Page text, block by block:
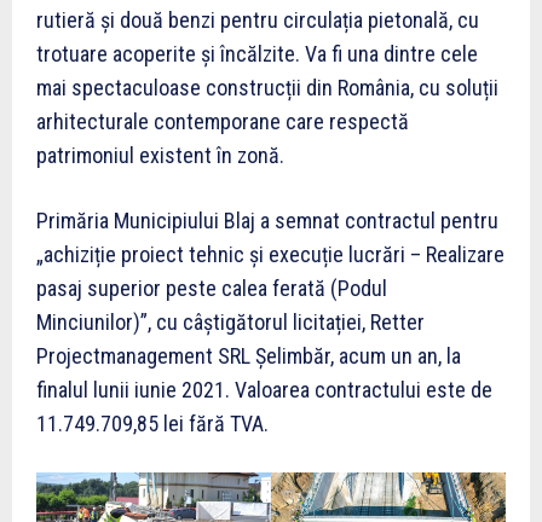
rutieră și două benzi pentru circulația pietonală, cu
trotuare acoperite și încălzite. Va fi una dintre cele
mai spectaculoase construcții din România, cu soluții
arhitecturale contemporane care respectă
patrimoniul existent în zonă.
Primăria Municipiului Blaj a semnat contractul pentru
„achiziție proiect tehnic și execuție lucrări – Realizare
pasaj superior peste calea ferată (Podul
Minciunilor)”, cu câștigătorul licitației, Retter
Projectmanagement SRL Șelimbăr, acum un an, la
finalul lunii iunie 2021. Valoarea contractului este de
11.749.709,85 lei fără TVA.